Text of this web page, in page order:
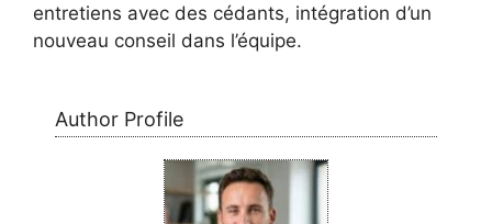
entretiens avec des cédants, intégration d’un
nouveau conseil dans l’équipe.
Author Profile